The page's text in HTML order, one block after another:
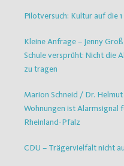
Pilotversuch: Kultur auf die 1
Kleine Anfrage – Jenny
Schule versprüht: Nicht die
zu tragen
Marion Schneid / Dr.
Wohnungen ist
Rheinland-Pfalz
CDU – Trägervielfalt nicht